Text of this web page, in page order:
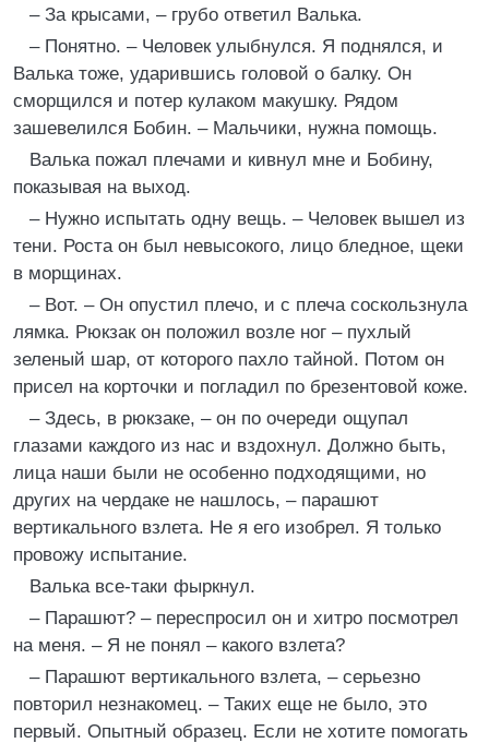
– За крысами, – грубо ответил Валька.
– Понятно. – Человек улыбнулся. Я поднялся, и
Валька тоже, ударившись головой о балку. Он
сморщился и потер кулаком макушку. Рядом
зашевелился Бобин. – Мальчики, нужна помощь.
Валька пожал плечами и кивнул мне и Бобину,
показывая на выход.
– Нужно испытать одну вещь. – Человек вышел из
тени. Роста он был невысокого, лицо бледное, щеки
в морщинах.
– Вот. – Он опустил плечо, и с плеча соскользнула
лямка. Рюкзак он положил возле ног – пухлый
зеленый шар, от которого пахло тайной. Потом он
присел на корточки и погладил по брезентовой коже.
– Здесь, в рюкзаке, – он по очереди ощупал
глазами каждого из нас и вздохнул. Должно быть,
лица наши были не особенно подходящими, но
других на чердаке не нашлось, – парашют
вертикального взлета. Не я его изобрел. Я только
провожу испытание.
Валька все-таки фыркнул.
– Парашют? – переспросил он и хитро посмотрел
на меня. – Я не понял – какого взлета?
– Парашют вертикального взлета, – серьезно
повторил незнакомец. – Таких еще не было, это
первый. Опытный образец. Если не хотите помогать